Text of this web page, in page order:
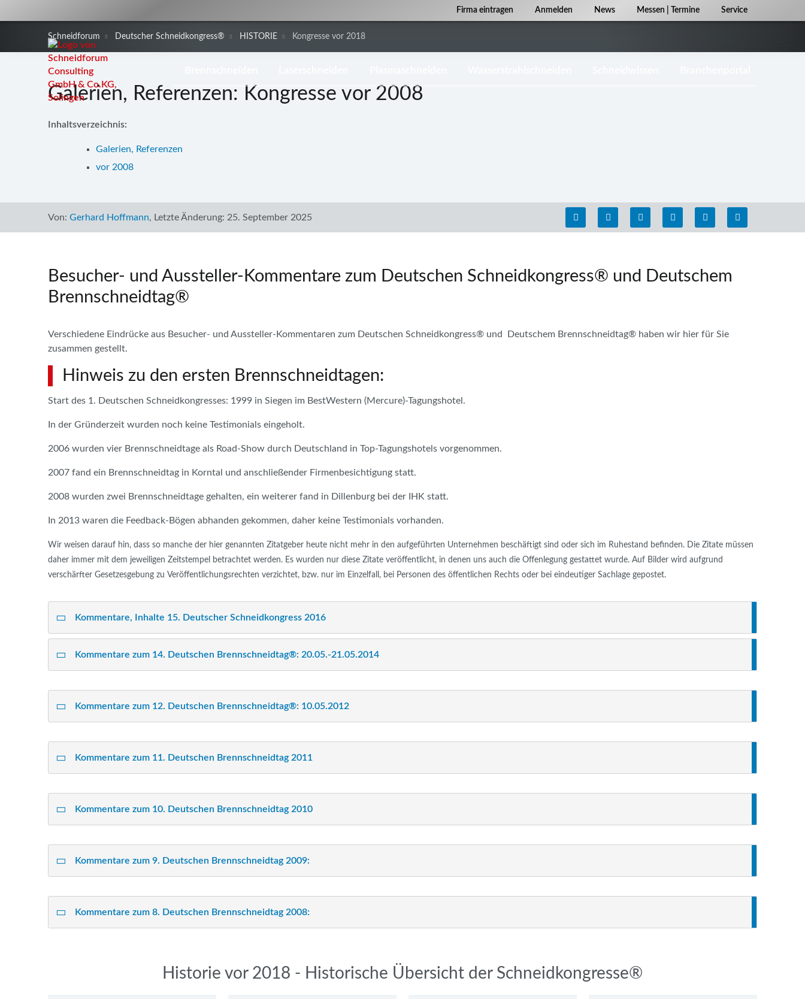
Firma eintragen Anmelden News Messen | Termine Service
Schneidforum Deutscher Schneidkongress® HISTORIE Kongresse vor 2018
Galerien, Referenzen: Kongresse vor 2008
Inhaltsverzeichnis:
Galerien, Referenzen
vor 2008
Von: Gerhard Hoffmann, Letzte Änderung: 25. September 2025
Besucher- und Aussteller-Kommentare zum Deutschen Schneidkongress® und Deutschem
Brennschneidtag®
Verschiedene Eindrücke aus Besucher- und Aussteller-Kommentaren zum Deutschen Schneidkongress® und Deutschem Brennschneidtag® haben wir hier für Sie
zusammen gestellt.
Hinweis zu den ersten Brennschneidtagen:
Start des 1. Deutschen Schneidkongresses: 1999 in Siegen im BestWestern (Mercure)-Tagungshotel.
In der Gründerzeit wurden noch keine Testimonials eingeholt.
2006 wurden vier Brennschneidtage als Road-Show durch Deutschland in Top-Tagungshotels vorgenommen.
2007 fand ein Brennschneidtag in Korntal und anschließender Firmenbesichtigung statt.
2008 wurden zwei Brennschneidtage gehalten, ein weiterer fand in Dillenburg bei der IHK statt.
In 2013 waren die Feedback-Bögen abhanden gekommen, daher keine Testimonials vorhanden.
Wir weisen darauf hin, dass so manche der hier genannten Zitatgeber heute nicht mehr in den aufgeführten Unternehmen beschäftigt sind oder sich im Ruhestand befinden. Die Zitate müssen
daher immer mit dem jeweiligen Zeitstempel betrachtet werden. Es wurden nur diese Zitate veröffentlicht, in denen uns auch die Offenlegung gestattet wurde. Auf Bilder wird aufgrund
verschärfter Gesetzesgebung zu Veröffentlichungsrechten verzichtet, bzw. nur im Einzelfall, bei Personen des öffentlichen Rechts oder bei eindeutiger Sachlage gepostet.
Kommentare, Inhalte 15. Deutscher Schneidkongress 2016
Kommentare zum 14. Deutschen Brennschneidtag®: 20.05.-21.05.2014
Kommentare zum 12. Deutschen Brennschneidtag®: 10.05.2012
Kommentare zum 11. Deutschen Brennschneidtag 2011
Kommentare zum 10. Deutschen Brennschneidtag 2010
Kommentare zum 9. Deutschen Brennschneidtag 2009:
Kommentare zum 8. Deutschen Brennschneidtag 2008:
Historie vor 2018 - Historische Übersicht der Schneidkongresse®